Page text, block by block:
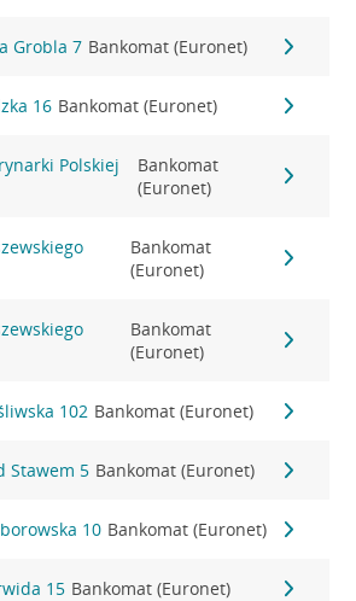
Grobla 7 Bankomat (Euronet)
16 Bankomat (Euronet)
Polskiej
Bankomat
(Euronet)
Bankomat
(Euronet)
Bankomat
(Euronet)
102 Bankomat (Euronet)
Stawem 5 Bankomat (Euronet)
10 Bankomat (Euronet)
15 Bankomat (Euronet)